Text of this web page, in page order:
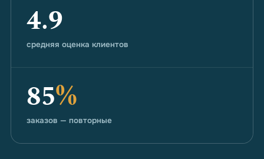
4.9
средняя оценка клиентов
85%
заказов — повторные